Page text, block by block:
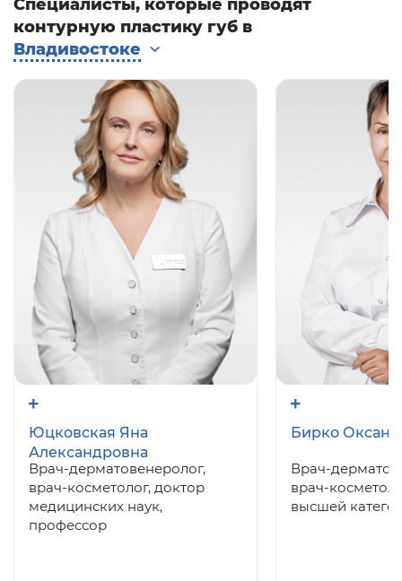
месяцев.
Специалисты, которые проводят
контурную пластику губ в
Владивостоке
Юцковская Яна
Александровна
Врач-дерматовенеролог,
врач-косметолог, доктор
медицинских наук,
профессор
Бирко
Врач-
врач-
высшей